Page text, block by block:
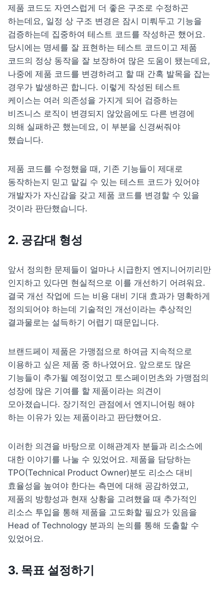
제품 코드도 자연스럽게 더 좋은 구조로 수정하곤
하는데요, 일정 상 구조 변경은 잠시 미뤄두고 기능을
당시 에는 명세를 잘 표현하는 테스트 코드이고 제품
코드의 정상 동작을 잘 보장하여 많은 도움이 됐는데요,
나중에 제품 코드를 변경하려고 할 때 간혹 발목을 잡는
경우가 발생하곤 합니다. 이렇게 작성된 테스트
케이스는 여러 의존성을 가지게 되어 검증하는
비즈니스 로직이 변경되지 않았음에도 다른 변경에
의해 실패하곤 했는데요, 이 부분을 신경써줘야
했습니다.
제품 코드를 수정했을 때, 기존 기능들이 제대로
동작하는지 믿고 맡길 수 있는 테스트 코드가 있어야
개발자가 자신감을 갖고 제품 코드를 변경할 수 있을
것이라 판단했습니다.
2. 공감대 형성
앞서 정의한 문제들이 얼마나 시급한지 엔지니어끼리만
인지하고 있다면 현실적으로 이를 개선하기 어려워요.
결국 개선 작업에 드는 비용 대비 기대 효과가 명확하게
정의되어야 하는데 기술적인 개선이라는 추상적인
결과물로는 설득하기 어렵기 때문입니다.
브랜드페이 제품은 가맹점으로 하여금 지속적으로
이용하고 싶은 제품 중 하나였어요. 앞으로도 많은
기능들이 추가될 예정이었고 토스페이먼츠와 가맹점의
성장에 많은 기여를 할 제품이라는 의견이
모아졌습니다. 장기적인 관점에서 엔지니어링 해야
하는 이유가 있는 제품이라고 판단했어요.
이러한 의견을 바탕으로 이해관계자 분들과 리소스에
대한 이야기를 나눌 수 있었어요. 제품을 담당하는
TPO(Technical Product Owner)분도 리소스 대비
효율성을 높여야 한다는 측면에 대해 공감하였고,
제품의 방향성과 현재 상황을 고려했을 때 추가적인
리소스 투입을 통해 제품을 고도화할 필요가 있음을
Head of Technology 분과의 논의를 통해 도출할 수
있었어요.
3. 목표 설정하기